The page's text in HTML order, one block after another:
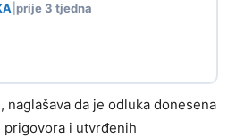
prije 3 tjedna
naglašava da je odluka donesena
i utvrđenih